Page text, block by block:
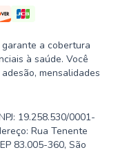
a cobertura
à saúde. Você
mensalidades
19.258.530/0001-
Rua Tenente
83.005-360, São